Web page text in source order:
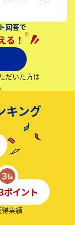
回答で
る！ ※
だいた方は
キング
ポイント
実績